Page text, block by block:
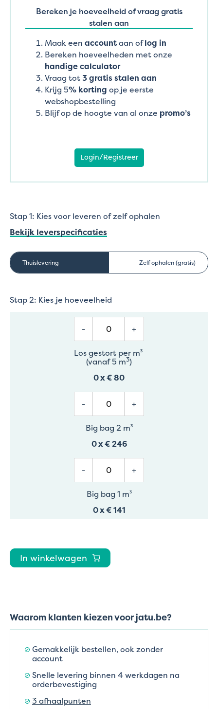
Bereken je hoeveelheid of vraag gratis
stalen aan
Maak een accountaan oflog in
Bereken hoeveelheden met onze
handige calculator
Vraag tot3 gratis stalen aan
Krijg 5% korting op je eerste
webshopbestelling
Blijf op de hoogte van al onze promo’s
Login/Registreer
Stap 1: Kies voor leveren of zelf ophalen
Bekijk leverspecificaties
Thuislevering Zelf ophalen (gratis)
Stap 2: Kies je hoeveelheid
- +
Los gestort per m³
(vanaf 5 m3)
0x€ 80
- +
Big bag 2 m³
0x€ 246
- +
Big bag 1 m³
0x€ 141
In winkelwagen
Waarom klanten kiezen voor jatu.be?
Gemakkelijk bestellen, ook zonder
account
Snelle levering binnen 4 werkdagen na
orderbevestiging
3 afhaalpunten